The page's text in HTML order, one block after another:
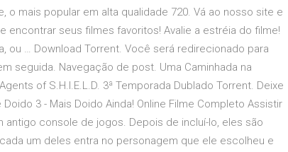
o mais popular em alta qualidade 720. Vá ao nosso site e
seus filmes favoritos! Avalie a estréia do filme!
ou … Download Torrent. Você será redirecionado para
seguida. Navegação de post. Uma Caminhada na
of S.H.I.E.L.D. 3ª Temporada Dublado Torrent. Deixe
3 - Mais Doido Ainda! Online Filme Completo Assistir
console de jogos. Depois de incluí-lo, eles são
um deles entra no personagem que ele escolheu e